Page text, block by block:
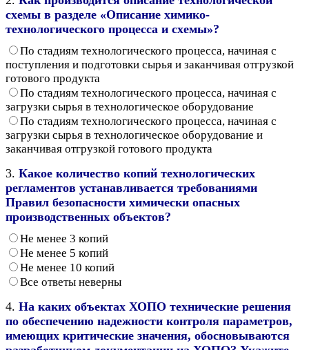
схемы в разделе «Описание химико-
технологического процесса и схемы»?
По стадиям технологического процесса, начиная с
поступления и подготовки сырья и заканчивая отгрузкой
готового продукта
По стадиям технологического процесса, начиная с
загрузки сырья в технологическое оборудование
По стадиям технологического процесса, начиная с
загрузки сырья в технологическое оборудование и
заканчивая отгрузкой готового продукта
3. Какое количество копий технологических
регламентов устанавливается требованиями
Правил безопасности химически опасных
производственных объектов?
Не менее 3 копий
Не менее 5 копий
Не менее 10 копий
Все ответы неверны
4. На каких объектах ХОПО технические решения
по обеспечению надежности контроля параметров,
имеющих критические значения, обосновываются